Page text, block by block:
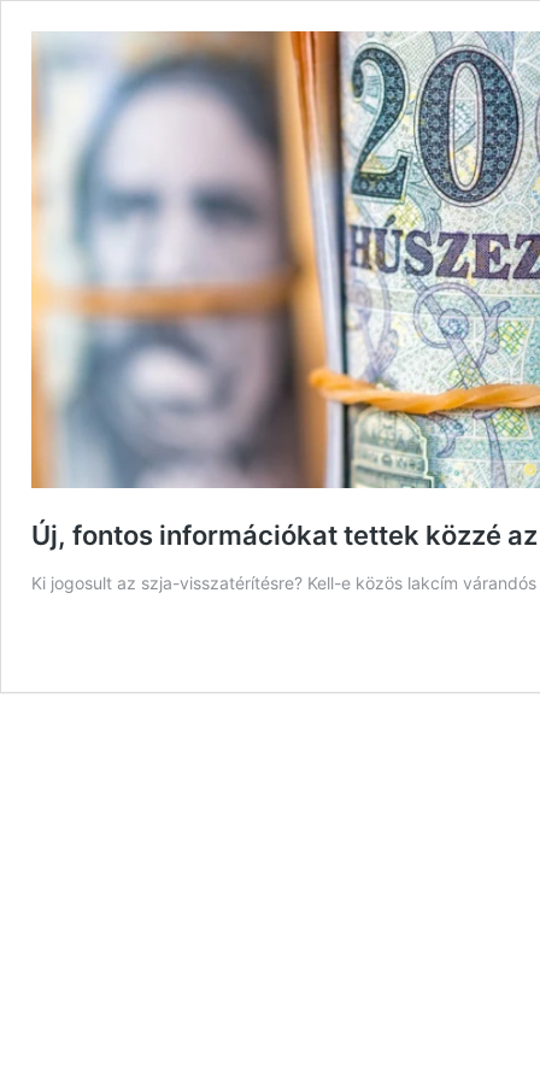
Új, fontos információkat tettek közzé
Ki jogosult az szja-visszatérítésre? Kell-e közös lakcím